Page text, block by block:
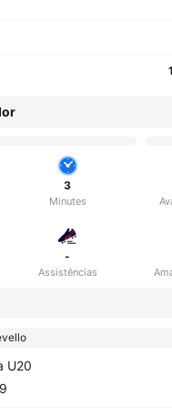
3
Minutes
-
Assistências
U20